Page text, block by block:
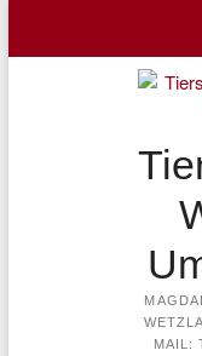
content
MAIL: